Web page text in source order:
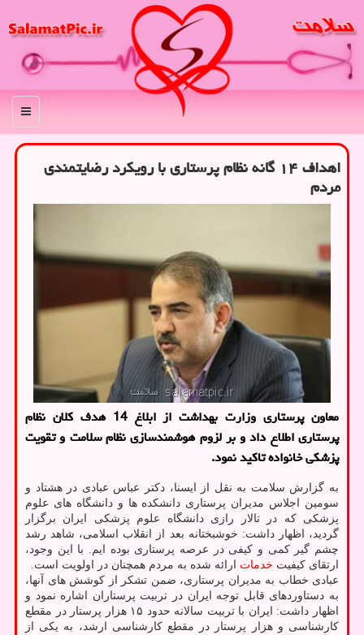
منو
اهداف ۱۴ گانه نظام پرستاری با رویکرد رضایتمندی
مردم
معاون پرستاری وزارت بهداشت از ابلاغ 14 هدف کلان نظام
پرستاری اطلاع داد و بر لزوم هوشمندسازی نظام سلامت و تقویت
پزشکی خانواده تاکید نمود.
به گزارش سلامت به نقل از ایسنا، دکتر عباس عبادی در هشتاد و
سومین اجلاس مدیران پرستاری دانشکده ها و دانشگاه های علوم
پزشکی که در تالار رازی دانشگاه علوم پزشکی ایران برگزار
گردید، اظهار داشت: خوشبختانه بعد از انقلاب اسلامی، شاهد رشد
چشم گیر کمی و کیفی در عرصه پرستاری بوده ایم. با این وجود،
ارتقای کیفیت خدمات ارائه شده به مردم همچنان در اولویت است.
عبادی خطاب به مدیران پرستاری، ضمن تشکر از کوشش های آنها،
به دستاوردهای قابل توجه ایران در تربیت پرستاران اشاره نمود و
اظهار داشت: ایران با تربیت سالانه حدود ۱۵ هزار پرستار در مقطع
کارشناسی و هزار پرستار در مقطع کارشناسی ارشد، به یکی از